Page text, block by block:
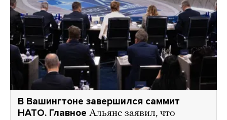
В Вашингтоне завершился саммит
НАТО. Главное Альянс заявил, что